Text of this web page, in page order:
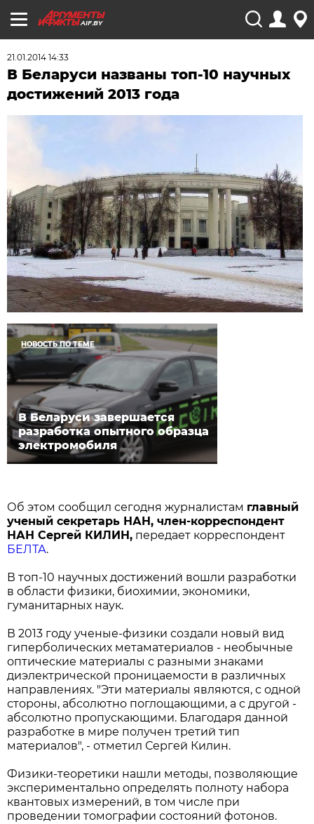
AIF.BY
21.01.2014 14:33
В Беларуси названы топ-10 научных
достижений 2013 года
НОВОСТЬ ПО ТЕМЕ
В Беларуси завершается
разработка опытного образца
электромобиля
Об этом сообщил сегодня журналистам главный
ученый секретарь НАН, член-корреспондент
НАН Сергей КИЛИН, передает корреспондент
БЕЛТА.
В топ-10 научных достижений вошли разработки
в области физики, биохимии, экономики,
гуманитарных наук.
В 2013 году ученые-физики создали новый вид
гиперболических метаматериалов - необычные
оптические материалы с разными знаками
диэлектрической проницаемости в различных
направлениях. "Эти материалы являются, с одной
стороны, абсолютно поглощающими, а с другой -
абсолютно пропускающими. Благодаря данной
разработке в мире получен третий тип
материалов", - отметил Сергей Килин.
Физики-теоретики нашли методы, позволяющие
экспериментально определять полноту набора
квантовых измерений, в том числе при
проведении томографии состояний фотонов.